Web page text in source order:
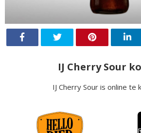
IJ Cherry Sour
IJ Cherry Sour is online te